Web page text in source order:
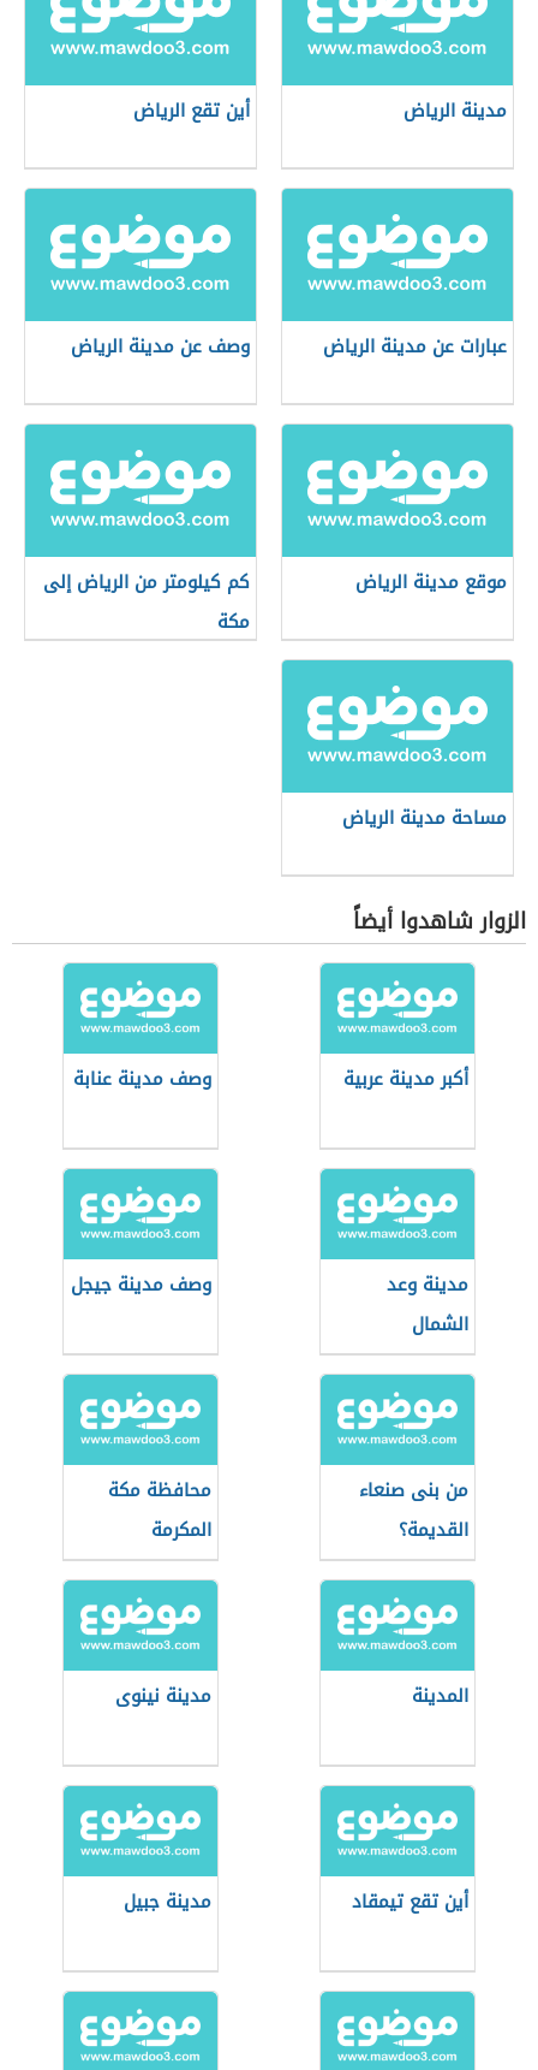
مدينة الرياض أين تقع الرياض
عبارات عن مدينة الرياض وصف عن مدينة الرياض
موقع مدينة الرياض
كم كيلومتر من الرياض إلى
مكة
مساحة مدينة الرياض
الزوار شاهدوا أيضاً
أكبر مدينة عربية وصف مدينة عنابة
مدينة وعد
الشمال
وصف مدينة جيجل
من بنى صنعاء
القديمة؟
محافظة مكة
المكرمة
المدينة مدينة نينوى
أين تقع تيمقاد مدينة جبيل